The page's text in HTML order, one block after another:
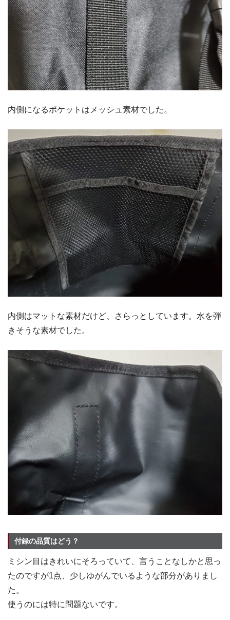
内側になるポケットはメッシュ素材でした。
内側はマットな素材だけど、さらっとしています。水を弾
きそうな素材でした。
付録の品質はどう？
ミシン目はきれいにそろっていて、言うことなしかと思っ
たのですが1点、少しゆがんでいるような部分がありまし
た。
使うのには特に問題ないです。